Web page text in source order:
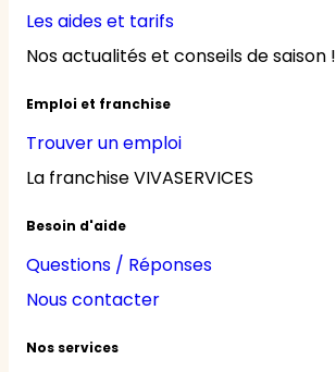
Les aides et tarifs
Nos actualités et conseils de saison !
Emploi et franchise
Trouver un emploi
La franchise VIVASERVICES
Besoin d'aide
Questions / Réponses
Nous contacter
Nos services